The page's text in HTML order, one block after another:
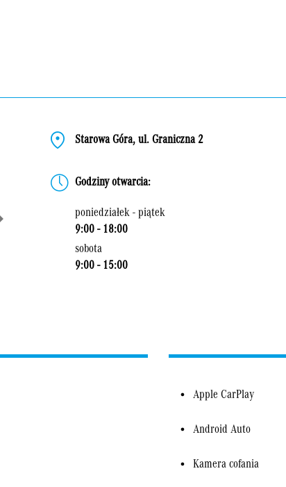
Starowa Góra, ul. Graniczna 2
Godziny otwarcia:
poniedziałek - piątek
9:00 - 18:00
sobota
9:00 - 15:00
Apple CarPlay
Android Auto
Kamera cofania